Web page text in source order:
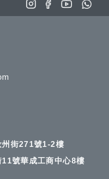
街271號1-2樓
號華成工商中心8樓